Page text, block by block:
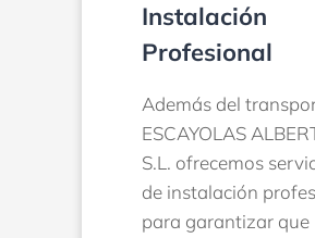
Instalación
Profesional
Además del
ESCAYOLAS
S.L. ofrecemos
de instalación
para garantizar que